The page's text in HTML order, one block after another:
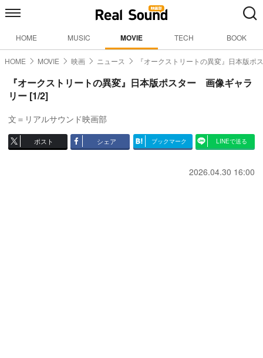
HOME MUSIC MOVIE TECH BOOK
HOME MOVIE 映画 ニュース 『オークストリートの異変』日本版ポ
『オークストリートの異変』日本版ポスター 画像ギャラ
リー [1/2]
文＝リアルサウンド映画部
ポスト シェア ブックマーク LINEで送る
2026.04.30 16:00